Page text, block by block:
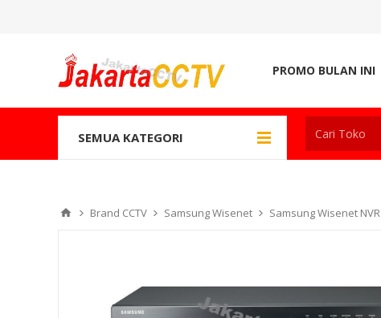
PROMO BULAN INI
SEMUA KATEGORI
Brand CCTV Samsung Wisenet Samsung Wisenet NVR